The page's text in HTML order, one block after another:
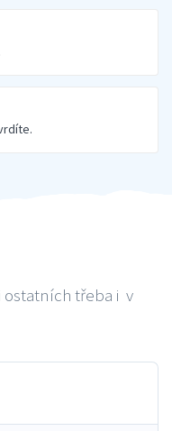
ostatních třeba i v